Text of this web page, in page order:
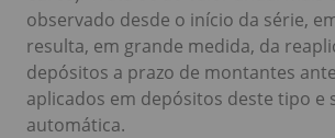
observado desde o início da série,
resulta, em grande medida, da
depósitos a prazo de montantes
aplicados em depósitos deste tipo e
automática.